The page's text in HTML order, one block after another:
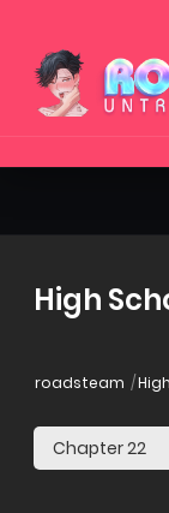
High
roadsteam